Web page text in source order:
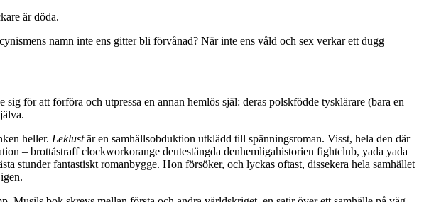
är döda.
namn inte ens gitter bli förvånad? När inte ens våld och sex verkar ett dugg
för att förföra och utpressa en annan hemlös själ: deras polskfödde tysklärare (bara en
heller. Leklustär en samhällsobduktion utklädd till spänningsroman. Visst, hela den där
– brottåstraff clockworkorange deutestängda denhemligahistorien fightclub, yada yada
stunder fantastiskt romanbygge. Hon försöker, och lyckas oftast, dissekera hela samhället